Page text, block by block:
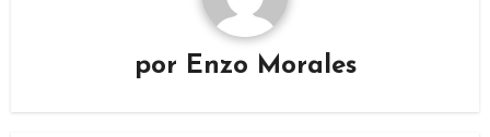
por Enzo Morales